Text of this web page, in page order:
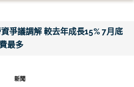
爭議調解 較去年成長15% 7月底
最多
新聞